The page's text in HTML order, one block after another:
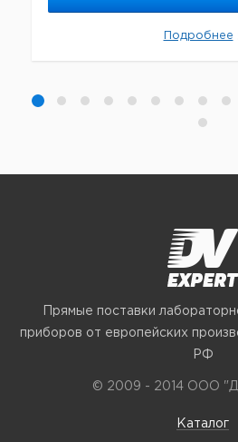
Подробнее
Прямые поставки
приборов от европейских
РФ
© 2009 - 2014 ООО
Каталог